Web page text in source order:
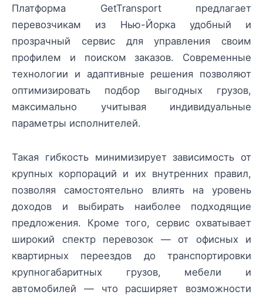
Платформа GetTransport предлагает
перевозчикам из Нью-Йорка удобный и
прозрачный сервис для управления своим
профилем и поиском заказов. Современные
технологии и адаптивные решения позволяют
оптимизировать подбор выгодных грузов,
максимально учитывая индивидуальные
параметры исполнителей.
Такая гибкость минимизирует зависимость от
крупных корпораций и их внутренних правил,
позволяя самостоятельно влиять на уровень
доходов и выбирать наиболее подходящие
предложения. Кроме того, сервис охватывает
широкий спектр перевозок — от офисных и
квартирных переездов до транспортировки
крупногабаритных грузов, мебели и
автомобилей — что расширяет возможности